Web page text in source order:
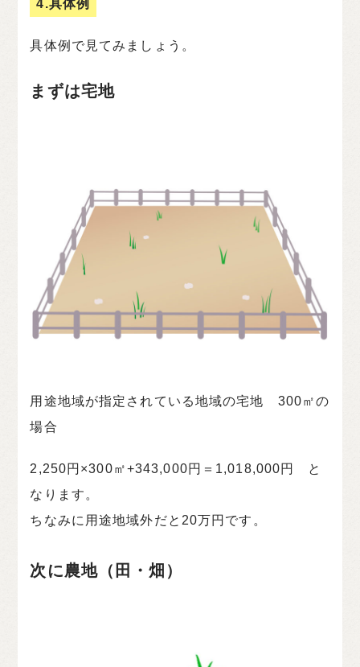
4.具体例
具体例で見てみましょう。
まずは宅地
用途地域が指定されている地域の宅地 300㎡の
場合
2,250円×300㎡+343,000円＝1,018,000円 と
なります。
ちなみに用途地域外だと20万円です。
次に農地（田・畑）